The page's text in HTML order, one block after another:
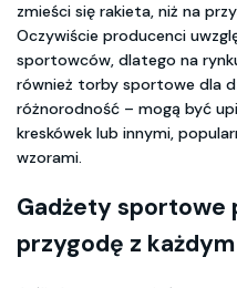
zmieści się rakieta, niż na
Oczywiście producenci
sportowców, dlatego na
również torby sportowe dla
różnorodność – mogą być
kreskówek lub innymi,
wzorami.
Gadżety sportowe
przygodę z